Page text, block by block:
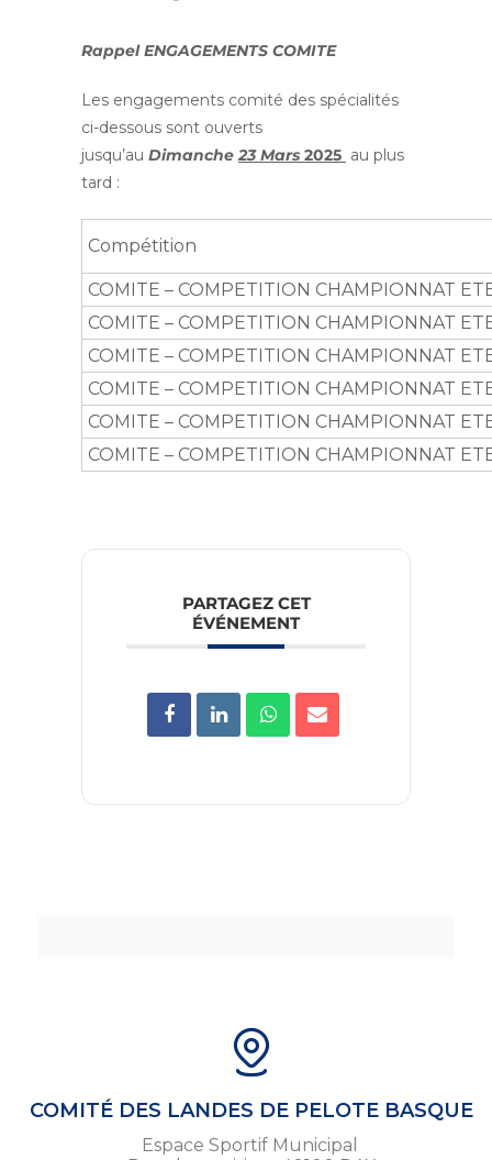
Rappel ENGAGEMENTS COMITE
Les engagements comité des spécialités
ci-dessous sont ouverts
jusqu’au Dimanche23 Mars 2025 au plus
tard :
Compétition
COMITE – COMPETITION CHAMPIONNAT
COMITE – COMPETITION CHAMPIONNAT
COMITE – COMPETITION CHAMPIONNAT
COMITE – COMPETITION CHAMPIONNAT
COMITE – COMPETITION CHAMPIONNAT
COMITE – COMPETITION CHAMPIONNAT
PARTAGEZ CET
ÉVÉNEMENT
COMITÉ DES LANDES DE PELOTE BASQUE
Espace Sportif Municipal